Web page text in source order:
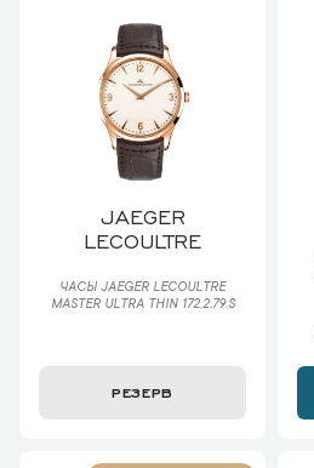
JAEGER
LECOULTRE
ЧАСЫ JAEGER LECOULTRE
MASTER ULTRA THIN 172.2.79.S
РЕЗЕРВ